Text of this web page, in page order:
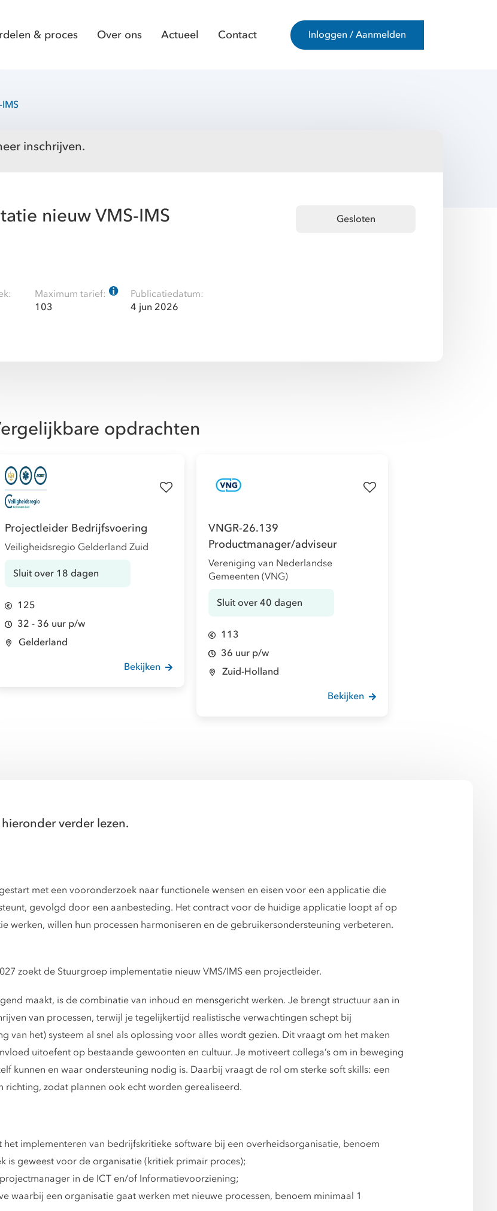
& proces Over ons Actueel Contact Inloggen / Aanmelden
inschrijven.
nieuw VMS-IMS Gesloten
Maximum tarief:
103
Publicatiedatum:
4 jun 2026
opdrachten
Projectleider Bedrijfsvoering
Veiligheidsregio Gelderland Zuid
Sluit over 18 dagen
125
32 - 36 uur p/w
Gelderland
Bekijken
VNGR-26.139
Productmanager/adviseur
Vereniging van Nederlandse
Gemeenten (VNG)
Sluit over 40 dagen
113
36 uur p/w
Zuid-Holland
Bekijken
verder lezen.
met een vooronderzoek naar functionele wensen en eisen voor een applicatie die
gevolgd door een aanbesteding. Het contract voor de huidige applicatie loopt af op
werken, willen hun processen harmoniseren en de gebruikersondersteuning verbeteren.
zoekt de Stuurgroep implementatie nieuw VMS/IMS een projectleider.
maakt, is de combinatie van inhoud en mensgericht werken. Je brengt structuur aan in
van processen, terwijl je tegelijkertijd realistische verwachtingen schept bij
van het) systeem al snel als oplossing voor alles wordt gezien. Dit vraagt om het maken
uitoefent op bestaande gewoonten en cultuur. Je motiveert collega’s om in beweging
kunnen en waar ondersteuning nodig is. Daarbij vraagt de rol om sterke soft skills: een
zodat plannen ook echt worden gerealiseerd.
implementeren van bedrijfskritieke software bij een overheidsorganisatie, benoem
is geweest voor de organisatie (kritiek primair proces);
in de ICT en/of Informatievoorziening;
waarbij een organisatie gaat werken met nieuwe processen, benoem minimaal 1